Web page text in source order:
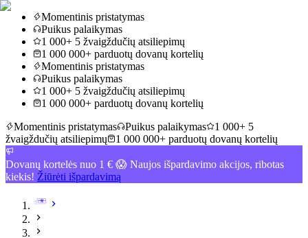
Momentinis pristatymas
Puikus palaikymas
1 000+ 5 žvaigždučių atsiliepimų
1 000 000+ parduotų dovanų kortelių
Momentinis pristatymas
Puikus palaikymas
1 000+ 5 žvaigždučių atsiliepimų
1 000 000+ parduotų dovanų kortelių
Momentinis pristatymas
Puikus palaikymas
1 000+ 5
žvaigždučių atsiliepimų
1 000 000+ parduotų dovanų kortelių
Dovanų kortelės nuo 1 € 😱 Naujos išpardavimo akcijos, ribotas
kiekis! Žiūrėti išpardavimą